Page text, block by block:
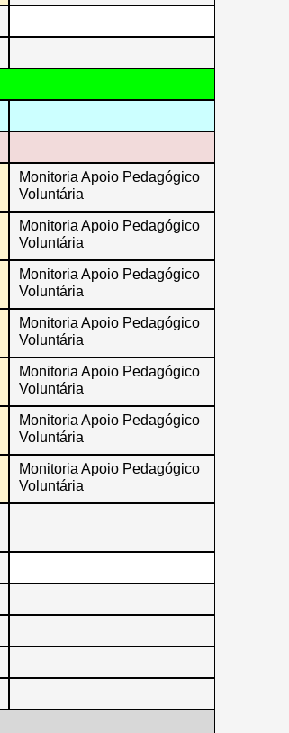
Monitoria Apoio Pedagógico
Voluntária
Monitoria Apoio Pedagógico
Voluntária
Monitoria Apoio Pedagógico
Voluntária
Monitoria Apoio Pedagógico
Voluntária
Monitoria Apoio Pedagógico
Voluntária
Monitoria Apoio Pedagógico
Voluntária
Monitoria Apoio Pedagógico
Voluntária